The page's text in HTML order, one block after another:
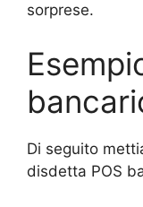
sorprese.
Di seguito
disdetta POS